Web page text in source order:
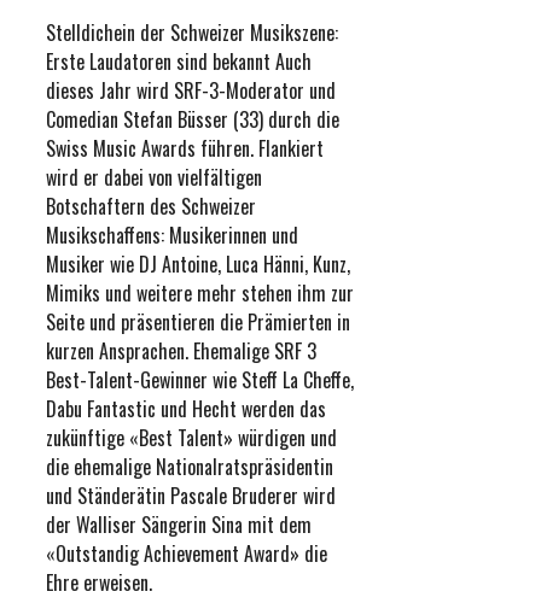
Stelldichein der Schweizer Musikszene:
Erste Laudatoren sind bekannt Auch
dieses Jahr wird SRF-3-Moderator und
Comedian Stefan Büsser (33) durch die
Swiss Music Awards führen. Flankiert
wird er dabei von vielfältigen
Botschaftern des Schweizer
Musikschaffens: Musikerinnen und
Musiker wie DJ Antoine, Luca Hänni, Kunz,
Mimiks und weitere mehr stehen ihm zur
Seite und präsentieren die Prämierten in
kurzen Ansprachen. Ehemalige SRF 3
Best-Talent-Gewinner wie Steff La Cheffe,
Dabu Fantastic und Hecht werden das
zukünftige «Best Talent» würdigen und
die ehemalige Nationalratspräsidentin
und Ständerätin Pascale Bruderer wird
der Walliser Sängerin Sina mit dem
«Outstandig Achievement Award» die
Ehre erweisen.